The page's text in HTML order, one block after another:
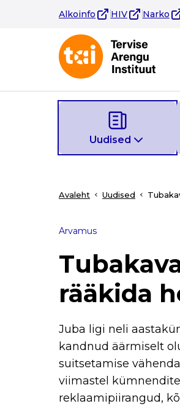
Alkoinfo HIV Narko
Uudised
Avaleht Uudised
Arvamus
rääkida
Juba ligi neli
kandnud äärmiselt
suitsetamise
viimastel
reklaamipiirangud,